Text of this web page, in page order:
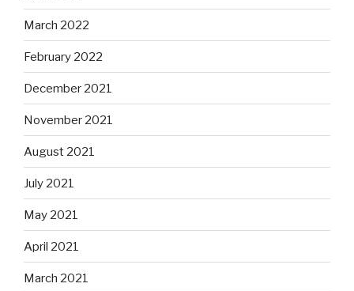
March 2022
February 2022
December 2021
November 2021
August 2021
July 2021
May 2021
April 2021
March 2021